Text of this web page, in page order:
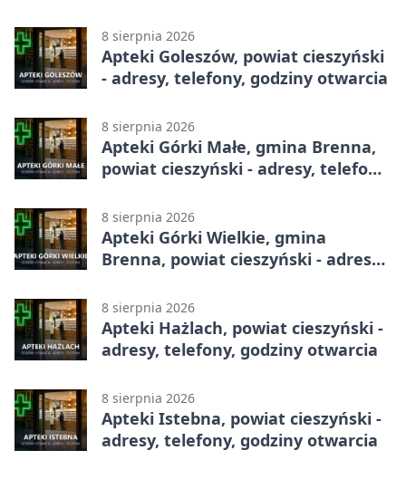
8 sierpnia 2026
Apteki Goleszów, powiat cieszyński
- adresy, telefony, godziny otwarcia
8 sierpnia 2026
Apteki Górki Małe, gmina Brenna,
powiat cieszyński - adresy, telefony,
8 sierpnia 2026
Apteki Górki Wielkie, gmina
Brenna, powiat cieszyński - adresy,
8 sierpnia 2026
Apteki Hażlach, powiat cieszyński -
adresy, telefony, godziny otwarcia
8 sierpnia 2026
Apteki Istebna, powiat cieszyński -
adresy, telefony, godziny otwarcia